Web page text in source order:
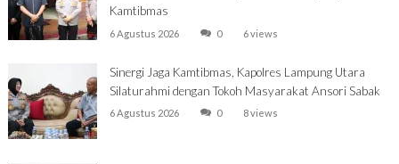
Kamtibmas
6 Agustus 2026 0 6 views
Sinergi Jaga Kamtibmas, Kapolres Lampung Utara
Silaturahmi dengan Tokoh Masyarakat Ansori Sabak
6 Agustus 2026 0 8 views